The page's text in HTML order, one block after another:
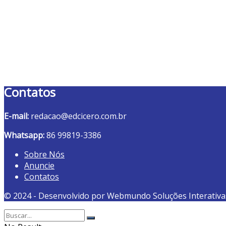
Contatos
E-mail: redacao@edcicero.com.br
Whatsapp:86 99819-3386
Sobre Nós
Anuncie
Contatos
© 2024 - Desenvolvido por Webmundo Soluções